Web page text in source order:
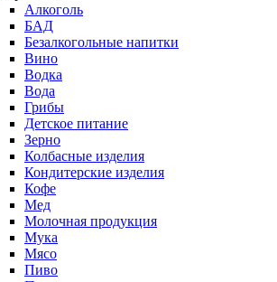
Алкоголь
БАД
Безалкогольные напитки
Вино
Водка
Вода
Грибы
Детское питание
Зерно
Колбасные изделия
Кондитерские изделия
Кофе
Мед
Молочная продукция
Мука
Мясо
Пиво